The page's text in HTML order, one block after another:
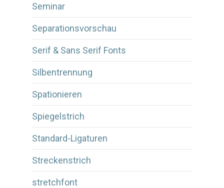
Seminar
Separationsvorschau
Serif & Sans Serif Fonts
Silbentrennung
Spationieren
Spiegelstrich
Standard-Ligaturen
Streckenstrich
stretchfont